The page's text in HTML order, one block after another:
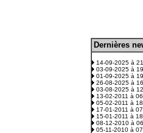
Dernières
14-09-2025 à
03-09-2025 à
01-09-2025 à
26-08-2025 à
03-08-2025 à
13-02-2011 à
05-02-2011 à
17-01-2011 à
15-01-2011 à
08-12-2010 à
05-11-2010 à